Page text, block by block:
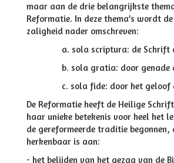
maar aan de drie belangrijkste
Reformatie. In deze thema’s wordt
zaligheid nader omschreven:
a. sola scriptura: de Schrift
b. sola gratia: door genade
c. sola fide: door het geloof
De Reformatie heeft de Heilige
haar unieke betekenis voor heel het
de gereformeerde traditie begonnen,
herkenbaar is aan:
- het belijden van het gezag van de